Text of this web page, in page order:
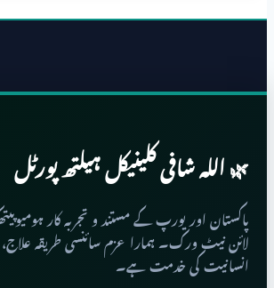
🌿 اللہ شافی کلینیکل ہیلتھ پورٹل
پاکستان اور یورپ کے مستند و تجربہ کار
لائن نیٹ ورک۔ ہمارا عزم سائنسی طریقہ علاج،
انسانیت کی خدمت ہے۔